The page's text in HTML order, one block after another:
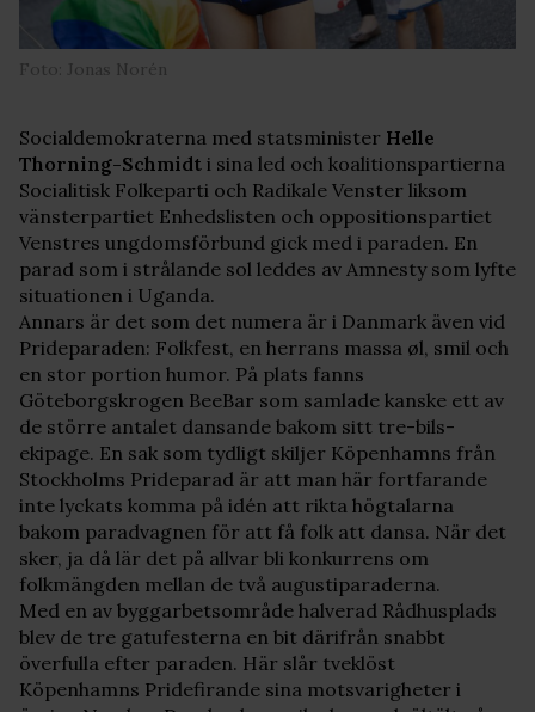
Foto: Jonas Norén
Socialdemokraterna med statsminister Helle
Thorning-Schmidt i sina led och koalitionspartierna
Socialitisk Folkeparti och Radikale Venster liksom
vänsterpartiet Enhedslisten och oppositionspartiet
Venstres ungdomsförbund gick med i paraden. En
parad som i strålande sol leddes av Amnesty som lyfte
situationen i Uganda.
Annars är det som det numera är i Danmark även vid
Prideparaden: Folkfest, en herrans massa øl, smil och
en stor portion humor. På plats fanns
Göteborgskrogen BeeBar som samlade kanske ett av
de större antalet dansande bakom sitt tre-bils-
ekipage. En sak som tydligt skiljer Köpenhamns från
Stockholms Prideparad är att man här fortfarande
inte lyckats komma på idén att rikta högtalarna
bakom paradvagnen för att få folk att dansa. När det
sker, ja då lär det på allvar bli konkurrens om
folkmängden mellan de två augustiparaderna.
Med en av byggarbetsområde halverad Rådhusplads
blev de tre gatufesterna en bit därifrån snabbt
överfulla efter paraden. Här slår tveklöst
Köpenhamns Pridefirande sina motsvarigheter i